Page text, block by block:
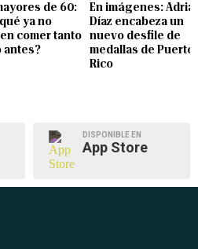
de 60:
ya no
comer tanto
antes?
En imágenes:
Díaz encabeza un
nuevo desfile de
medallas de Puerto
Rico
DISPONIBLE EN
App Store